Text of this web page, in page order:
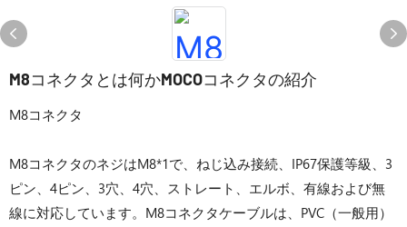
M8コネクタとは何かMOCOコネクタの紹介
M8コネクタ
M8コネクタのネジはM8*1で、ねじ込み接続、IP67保護等級、3
ピン、4ピン、3穴、4穴、ストレート、エルボ、有線および無
線に対応しています。M8コネクタケーブルは、PVC（一般用）